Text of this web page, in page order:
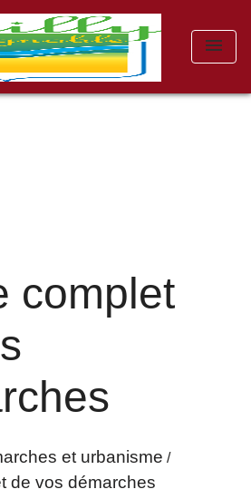
menu
complet
et urbanisme /
de vos démarches